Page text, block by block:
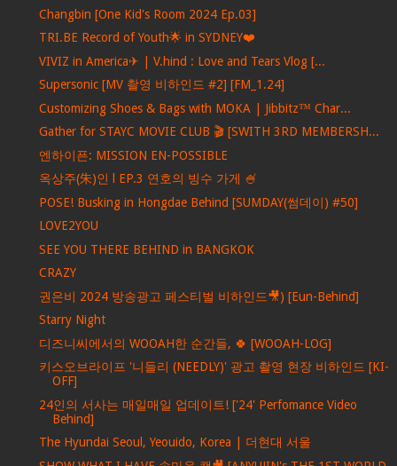
Changbin [One Kid's Room 2024 Ep.03]
TRI.BE Record of Youth🌟 in SYDNEY❤️
VIVIZ in America✈ | V.hind : Love and Tears Vlog [...
Supersonic [MV 촬영 비하인드 #2] [FM_1.24]
Customizing Shoes & Bags with MOKA | Jibbitz™ Char...
Gather for STAYC MOVIE CLUB 🎬 [SWITH 3RD MEMBERSH...
엔하이픈: MISSION EN-POSSIBLE
옥상주(朱)인 l EP.3 연호의 빙수 가게 🍧
POSE! Busking in Hongdae Behind [SUMDAY(썸데이) #50]
LOVE2YOU
SEE YOU THERE BEHIND in BANGKOK
CRAZY
권은비 2024 방송광고 페스티벌 비하인드🎥) [Eun-Behind]
Starry Night
디즈니씨에서의 WOOAH한 순간들, 🍀 [WOOAH-LOG]
키스오브라이프 '니들리 (NEEDLY)' 광고 촬영 현장 비하인드 [KI-
OFF]
24인의 서사는 매일매일 업데이트! ['24' Perfomance Video
Behind]
The Hyundai Seoul, Yeouido, Korea | 더현대 서울